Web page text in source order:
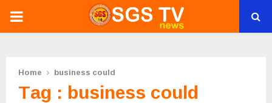
PRIMARY
Home business could
Tag : business could